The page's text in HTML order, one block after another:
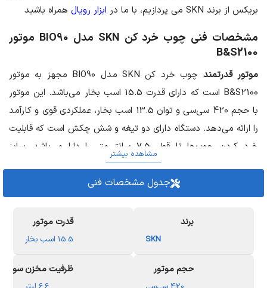
بریکس از برند SKN می پردازیم، با ما در
ابزار رویال همراه باشید
مشخصات فنی چوب خرد کن SKN مدل BIO90 موتور
B&S2100
موتور قدرتمند
چوب خرد کن SKN مدل BIO90 مجهز به موتور
B&S2100 است که دارای قدرت 15.5 اسب بخار می‌باشد. این موتور
با حجم 420 سی‌سی و توان 13.5 اسب بخار، عملکردی قوی و کارآمد
را ارائه می‌دهد. دستگاه دارای دو تیغه و شش چکش است که قابلیت
خرد کردن چوب‌ها تا قطر 7.5 سانتی‌متر را دارا می‌باشد. سایز
صورت چیپس‌های چوبی از دستگاه خارج می‌شوند.
چکش‌ها در دستگاه چوب خرد کن، تعداد تیغه‌ها و چکش‌ها نقش
مهمی در عملکرد و کارایی دستگاه دارند. این دستگاه دارای دو تیغه و
شش چکش است. تیغه‌ها برای برش اولیه چوب و چکش‌ها برای خرد
کردن بیشتر و تبدیل چوب به قطعات کوچکتر استفاده می‌شوند. این
ترکیب باعث می‌شود که چوب‌ها به طور کامل خرد شده و به
مشاهده بیشتر
جدول مشخصات فنی
برند
SKN
قدرت موتور
15.5 اسب بخار
حجم موتور ظرفیت مخزن